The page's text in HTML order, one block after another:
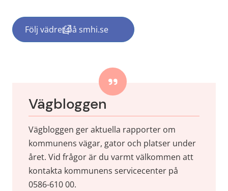
Följ vädret på smhi.se(länk till annan webbplats, öppnas i nytt
Vägbloggen
Vägbloggen ger aktuella rapporter om
kommunens vägar, gator och platser under
året. Vid frågor är du varmt välkommen att
kontakta kommunens servicecenter på
0586-610 00.